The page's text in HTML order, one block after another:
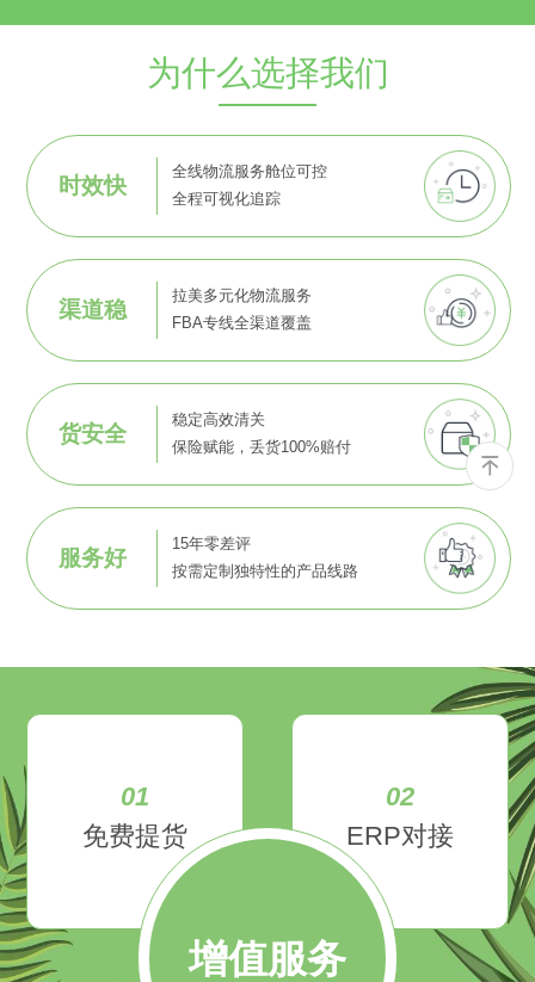
为什么选择我们
时效快
全线物流服务舱位可控
全程可视化追踪
渠道稳
拉美多元化物流服务
FBA专线全渠道覆盖
货安全
稳定高效清关
保险赋能，丢货100%赔付
服务好
15年零差评
按需定制独特性的产品线路
增值服务
01
免费提货
02
ERP对接